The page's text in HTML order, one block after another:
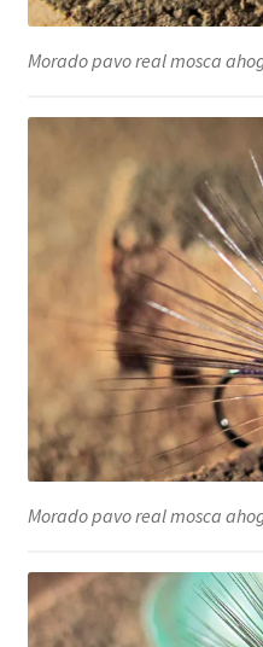
Morado pavo real mosca
Morado pavo real mosca